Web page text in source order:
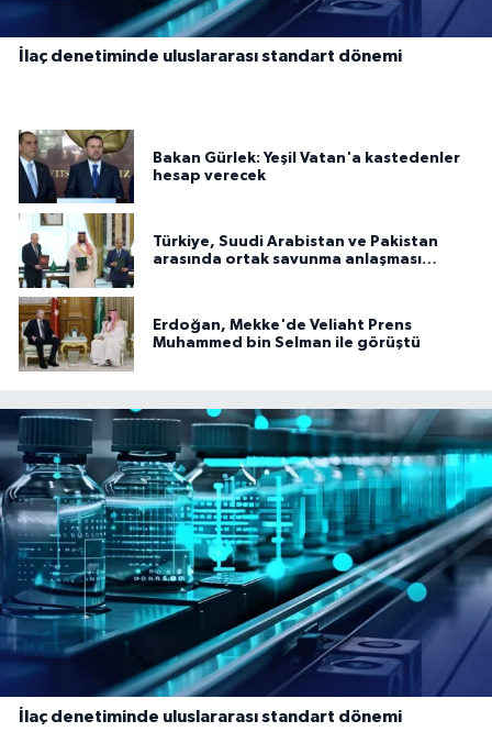
İlaç denetiminde uluslararası standart dönemi
Bakan Gürlek: Yeşil Vatan'a kastedenler
hesap verecek
Türkiye, Suudi Arabistan ve Pakistan
arasında ortak savunma anlaşması
Erdoğan, Mekke'de Veliaht Prens
Muhammed bin Selman ile görüştü
İlaç denetiminde uluslararası standart dönemi